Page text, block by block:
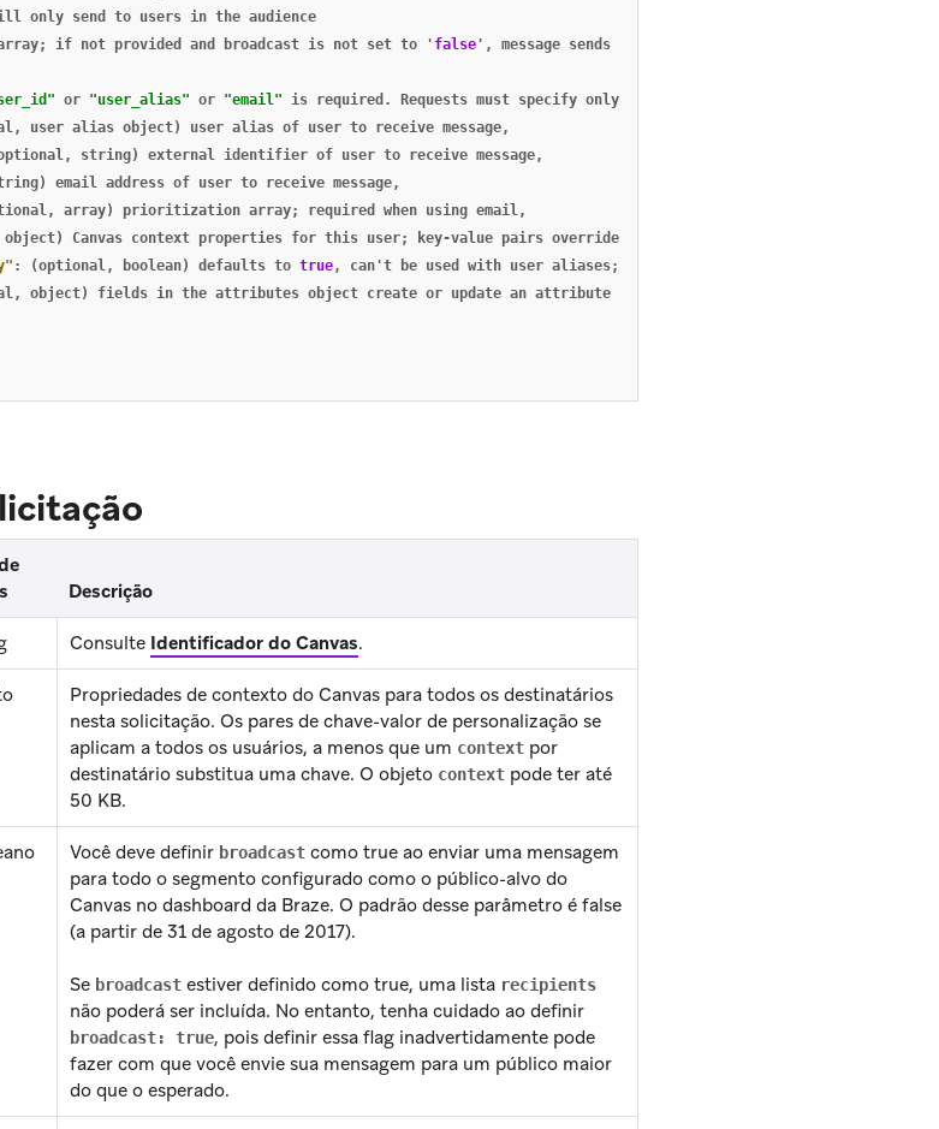
only send to users in the audience
if not provided and broadcast is not set to ' false ' , message sends
or "user_alias" or "email" is required. Requests must specify only
, user alias object) user alias of user to receive message,
, string) external identifier of user to receive message,
email address of user to receive message,
, array) prioritization array; required when using email,
object) Canvas context properties for this user; key-value pairs override
: (optional, boolean) defaults to true, can't be used with user aliases;
, object) fields in the attributes object create or update an attribute
Descrição
Consulte Identificador do Canvas.
Propriedades de contexto do Canvas para todos os destinatários
nesta solicitação. Os pares de chave-valor de personalização se
aplicam a todos os usuários, a menos que um context por
destinatário substitua uma chave. O objeto context pode ter até
50 KB.
Você deve definir broadcast como true ao enviar uma mensagem
para todo o segmento configurado como o público-alvo do
Canvas no dashboard da Braze. O padrão desse parâmetro é false
(a partir de 31 de agosto de 2017).
Se broadcast estiver definido como true, uma lista recipients
não poderá ser incluída. No entanto, tenha cuidado ao definir
broadcast: true, pois definir essa flag inadvertidamente pode
fazer com que você envie sua mensagem para um público maior
do que o esperado.